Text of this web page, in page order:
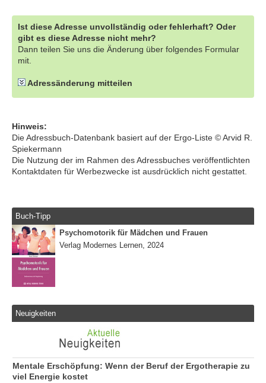
Ist diese Adresse unvollständig oder fehlerhaft? Oder
gibt es diese Adresse nicht mehr?
Dann teilen Sie uns die Änderung über folgendes Formular
mit.
Adressänderung mitteilen
Hinweis:
Die Adressbuch-Datenbank basiert auf der Ergo-Liste © Arvid R.
Spiekermann
Die Nutzung der im Rahmen des Adressbuches veröffentlichten
Kontaktdaten für Werbezwecke ist ausdrücklich nicht gestattet.
Buch-Tipp
Psychomotorik für Mädchen und Frauen
Verlag Modernes Lernen, 2024
Neuigkeiten
Mentale Erschöpfung: Wenn der Beruf der Ergotherapie zu
viel Energie kostet